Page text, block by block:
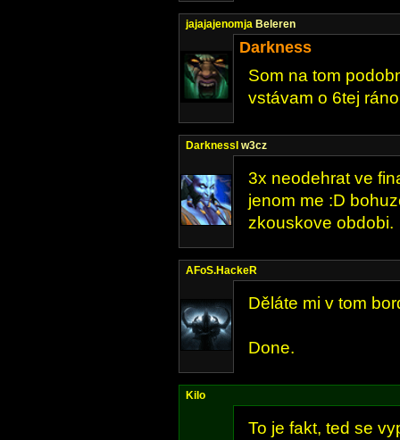
jajajajenomja Beleren
Darkness
Som na tom
vstávam o 6tej
DarknessI w3cz
3x neodehrat ve
jenom me :D
zkouskove obdobi.
AFoS.HackeR
Děláte mi v tom
Done.
Kilo
To je fakt, ted se